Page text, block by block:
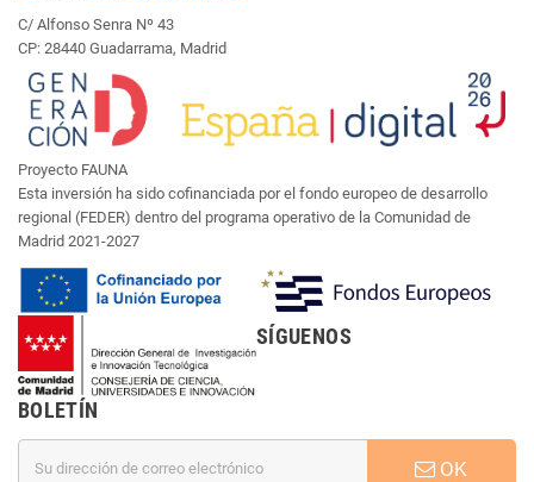
C/ Alfonso Senra Nº 43
CP: 28440 Guadarrama, Madrid
Proyecto FAUNA
Esta inversión ha sido cofinanciada por el fondo europeo de desarrollo
regional (FEDER) dentro del programa operativo de la Comunidad de
Madrid 2021-2027
SÍGUENOS
BOLETÍN
OK